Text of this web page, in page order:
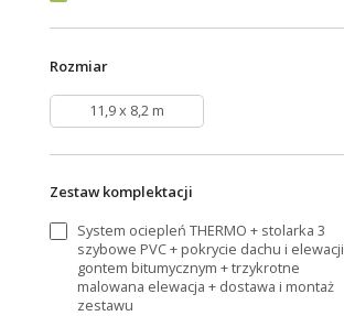
Rozmiar
11,9 x 8,2 m
Zestaw komplektacji
System ociepleń THERMO + stolarka 3
szybowe PVC + pokrycie dachu i elewacji
gontem bitumycznym + trzykrotne
malowana elewacja + dostawa i montaż
zestawu